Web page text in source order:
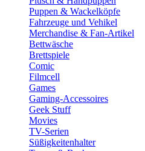
Puppen & Wackelköpfe
Fahrzeuge und Vehikel
Merchandise & Fan-Artikel
Bettwäsche
Brettspiele
Comic
Filmcell
Games
Gaming-Accessoires
Geek Stuff
Movies
TV-Serien
Süßigkeitenhalter